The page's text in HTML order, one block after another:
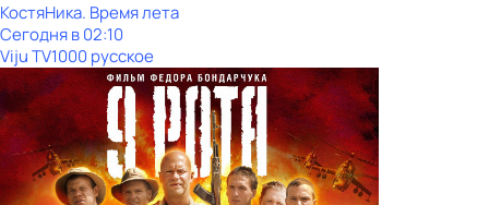
КостяНика. Время лета
Сегодня в 02:10
Viju TV1000 русское